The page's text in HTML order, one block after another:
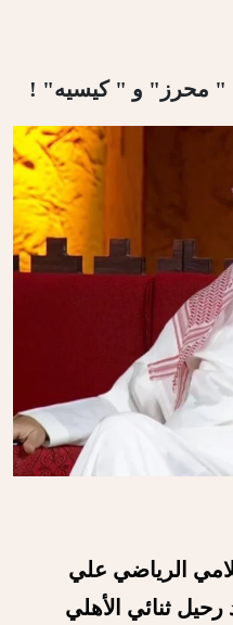
" محرز" و " كيسيه" !
الرياضي علي
رحيل ثنائي الأهلي